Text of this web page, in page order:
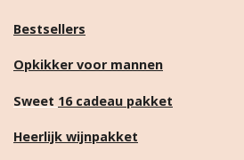
Bestsellers
Opkikker voor mannen
Sweet 16 cadeau pakket
Heerlijk wijnpakket